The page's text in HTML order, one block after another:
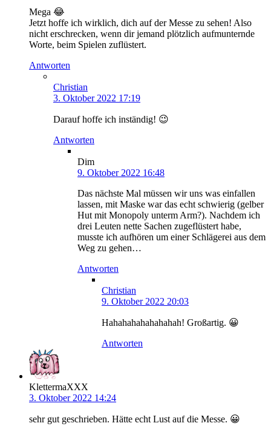
Mega 😂
Jetzt hoffe ich wirklich, dich auf der Messe zu sehen! Also
nicht erschrecken, wenn dir jemand plötzlich aufmunternde
Worte, beim Spielen zuflüstert.
Antworten
Christian
3. Oktober 2022 17:19
Darauf hoffe ich inständig! 😉
Antworten
Dim
9. Oktober 2022 16:48
Das nächste Mal müssen wir uns was einfallen
lassen, mit Maske war das echt schwierig (gelber
Hut mit Monopoly unterm Arm?). Nachdem ich
drei Leuten nette Sachen zugeflüstert habe,
musste ich aufhören um einer Schlägerei aus dem
Weg zu gehen…
Antworten
Christian
9. Oktober 2022 20:03
Hahahahahahahahah! Großartig. 😀
Antworten
KlettermaXXX
3. Oktober 2022 14:24
sehr gut geschrieben. Hätte echt Lust auf die Messe. 😀